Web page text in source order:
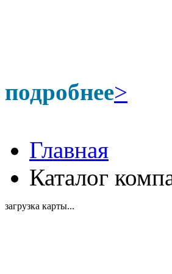
подробнее>
Главная
Каталог
загрузка карты...